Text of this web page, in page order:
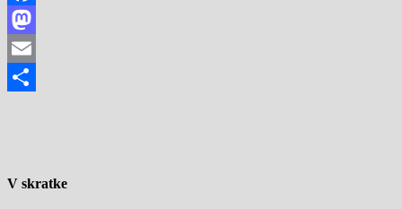
Facebook
Mastodon
Email
V skratke